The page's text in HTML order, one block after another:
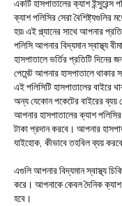
একটি হাসপাতালের ক্যাশ ইন্সুরেন্স
ক্যাশ পলিসির সেরা
হয়৷ এই প্ল্যানের সাথে আপনার
পলিসি আপনার বিদ্যমান স্বাস্থ্য
হাসপাতালে ভর্তির প্রতিটি দিনের
পেমেন্ট আপনার হাসপাতালে
এই পলিসিটি হাসপাতালের বাইরে
অন্য যেকোন পকেটের বাইরের ব্যয়
আপনার হাসপাতালের ক্যাশ
টাকা প্রদান করবে। আপনার
যাইহোক, কীভাবে তহবিল ব্যয়
এগুলি আপনার বিদ্যমান স্বাস্থ্য
করে। আপনাকে কেবল দৈনিক ক্যাশ
হবে।